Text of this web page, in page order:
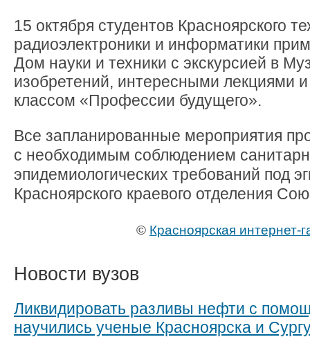
15 октября студентов Красноярского
радиоэлектроники и информатики
Дом науки и техники с экскурсией в
изобретений, интересными лекциями
классом «Профессии будущего».
Все запланированные мероприятия
с необходимым соблюдением
эпидемиологических требований под
Красноярского краевого отделения
© Красноярская интернет-
Новости вузов
Ликвидировать разливы нефти с
научились ученые Красноярска и